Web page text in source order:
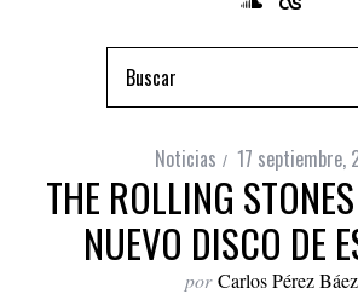
Noticias 17 septiembre,
THE ROLLING
NUEVO DISCO DE
por Carlos Pérez Báez